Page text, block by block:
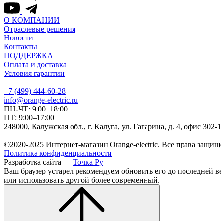
О КОМПАНИИ
Отраслевые решения
Новости
Контакты
ПОДДЕРЖКА
Оплата и доставка
Условия гарантии
+7 (499) 444-60-28
info@orange-electric.ru
ПН-ЧТ: 9:00–18:00
ПТ: 9:00–17:00
248000, Калужская обл., г. Калуга, ул. Гагарина, д. 4, офис 302-
©2020-2025 Интернет-магазин Orange-electric. Все права
Политика конфиденциальности
Разработка сайта — Точка Ру
Ваш браузер устарел рекомендуем обновить его до последней
или использовать другой более современный.